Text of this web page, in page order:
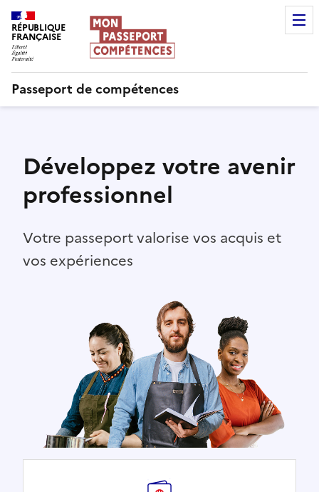
RÉPUBLIQUE
FRANÇAISE
Passeport de compétences
Développez votre avenir
professionnel
Votre passeport valorise vos acquis et
vos expériences